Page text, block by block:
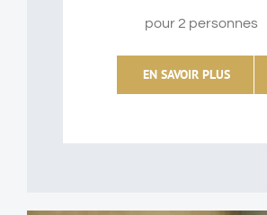
pour 2 personnes
EN SAVOIR PLUS